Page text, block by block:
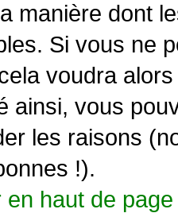
manière dont
Si vous ne
voudra
ainsi, vous
les raisons
!).
en haut de page